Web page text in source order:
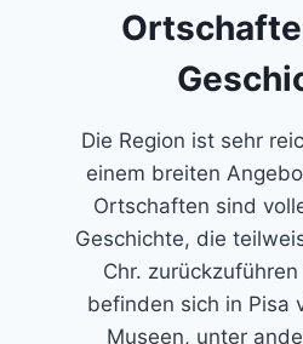
Die Region ist sehr
einem breiten
Ortschaften sind
Geschichte, die
Chr.
befinden sich in Pisa
Museen, unter